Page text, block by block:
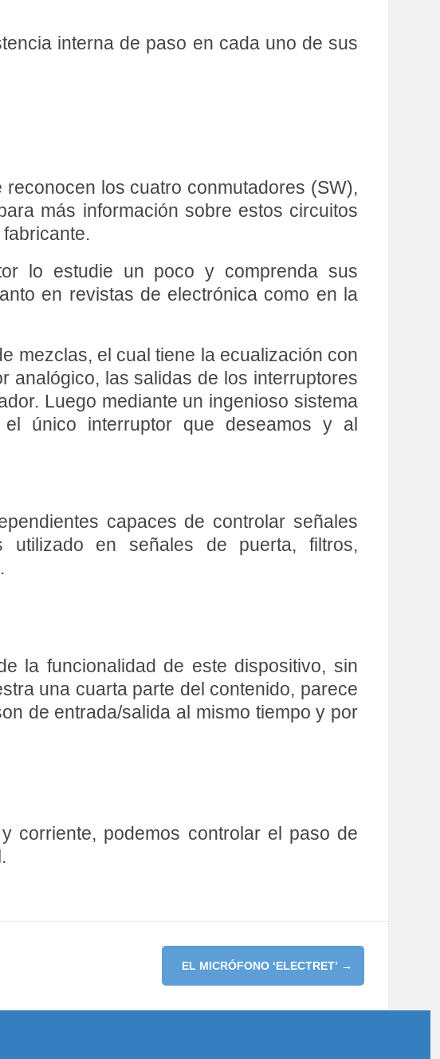
interna de paso en cada uno de sus
los cuatro conmutadores (SW),
más información sobre estos circuitos
lo estudie un poco y comprenda sus
en revistas de electrónica como en la
mezclas, el cual tiene la ecualización con
analógico, las salidas de los interruptores
Luego mediante un ingenioso sistema
único interruptor que deseamos y al
capaces de controlar señales
utilizado en señales de puerta, filtros,
la funcionalidad de este dispositivo, sin
una cuarta parte del contenido, parece
de entrada/salida al mismo tiempo y por
corriente, podemos controlar el paso de
EL MICRÓFONO ‘ELECTRET’ →